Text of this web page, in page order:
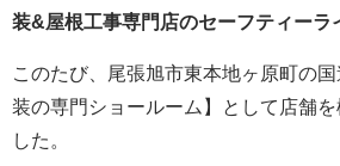
装&屋根工事専門店のセーフティーラ
このたび、尾張旭市東本地ヶ原町の
装の専門ショールーム】として店舗
した。